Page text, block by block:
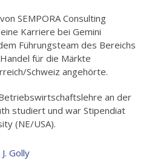
SEMPORA Consulting
Karriere bei Gemini
Führungsteam des Bereichs
für die Märkte
Schweiz angehörte.
an der
studiert und war Stipendiat
(NE/USA).
Golly